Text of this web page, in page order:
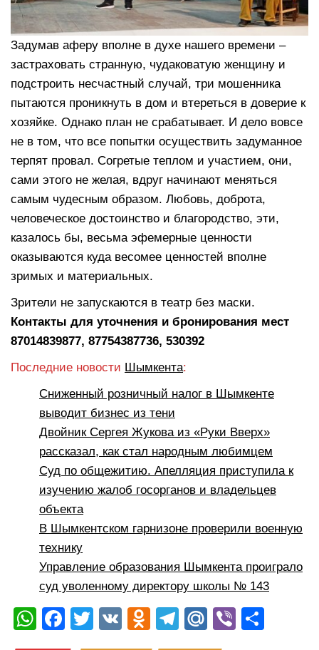
Задумав аферу вполне в духе нашего времени –
застраховать странную, чудаковатую женщину и
подстроить несчастный случай, три мошенника
пытаются проникнуть в дом и втереться в доверие к
хозяйке. Однако план не срабатывает. И дело вовсе
не в том, что все попытки осуществить задуманное
терпят провал. Согретые теплом и участием, они,
сами этого не желая, вдруг начинают меняться
самым чудесным образом. Любовь, доброта,
человеческое достоинство и благородство, эти,
казалось бы, весьма эфемерные ценности
оказываются куда весомее ценностей вполне
зримых и материальных.
Зрители не запускаются в театр без маски.
Контакты для уточнения и бронирования мест
87014839877, 87754387736, 530392
Последние новости Шымкента:
Сниженный розничный налог в Шымкенте
выводит бизнес из тени
Двойник Сергея Жукова из «Руки Вверх»
рассказал, как стал народным любимцем
Суд по общежитию. Апелляция приступила к
изучению жалоб госорганов и владельцев
объекта
В Шымкентском гарнизоне проверили военную
технику
Управление образования Шымкента проиграло
суд уволенному директору школы № 143
W
F
T
V
O
T
M
Vi